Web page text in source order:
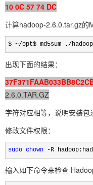
10 0C 57 74 DC
计算hadoop-2.6.0.tar.gz的
$ ~/opt$ md5sum ./
出现下面的结果：
2.6.0.TAR.GZ
字符对应相等，说明安装包
修改文件权限：
sudo chown -R
输入如下命令来检查